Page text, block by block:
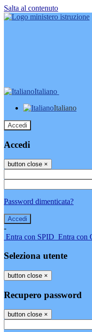
Salta al contenuto
Italiano
Italiano
Accedi
Accedi
button close ×
Password dimenticata?
-
Entra con SPID Entra con
Seleziona utente
button close ×
Recupero password
button close ×